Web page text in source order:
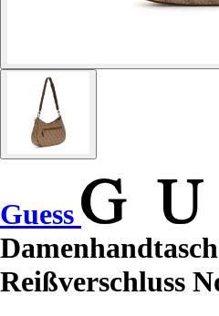
Guess
Reißverschluss